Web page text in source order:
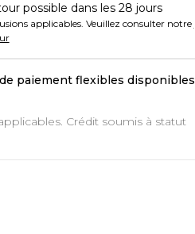
possible dans les 28 jours
applicables. Veuillez consulter notre
paiement flexibles disponibles
Crédit soumis à statut